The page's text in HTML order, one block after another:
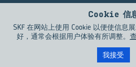
© SKF Evolution
扫码关注订阅号
Cookie 信
SKF 在网站上使用 Cookie 以便使信息
好，通常会根据用户体验有所调整。
我接受